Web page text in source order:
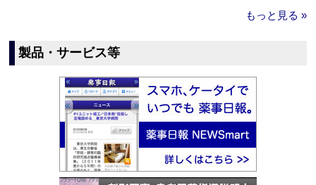
もっと見る »
製品・サービス等